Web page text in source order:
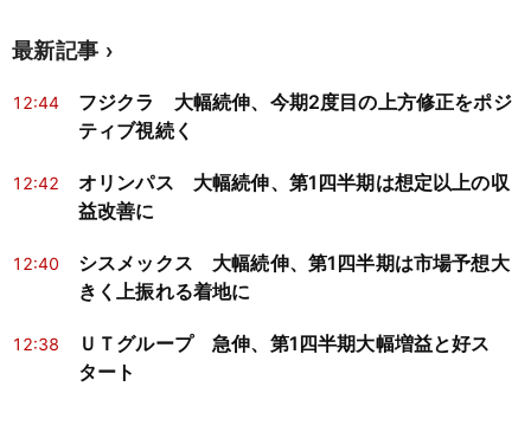
最新記事
12:44
フジクラ 大幅続伸、今期2度目の上方修正をポジ
ティブ視続く
12:42
オリンパス 大幅続伸、第1四半期は想定以上の収
益改善に
12:40
シスメックス 大幅続伸、第1四半期は市場予想大
きく上振れる着地に
12:38
ＵＴグループ 急伸、第1四半期大幅増益と好ス
タート